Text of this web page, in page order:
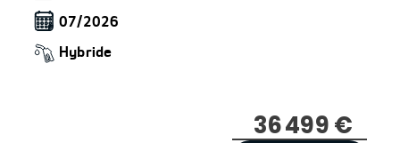
07/2026
Hybride
36 499 €